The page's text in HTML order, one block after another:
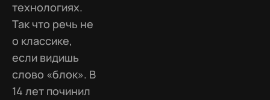
технологиях.
Так что речь не
о классике,
если видишь
слово «блок». В
14 лет починил